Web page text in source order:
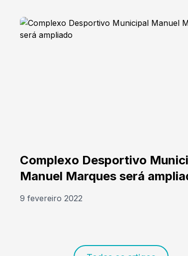
Complexo Desportivo
Manuel Marques será
9 fevereiro 2022